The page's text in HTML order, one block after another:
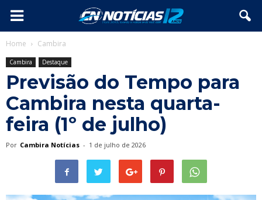
Home Cambira
Cambira Destaque
Previsão do Tempo para
Cambira nesta quarta-
feira (1º de julho)
Por Cambira Notícias - 1 de julho de 2026